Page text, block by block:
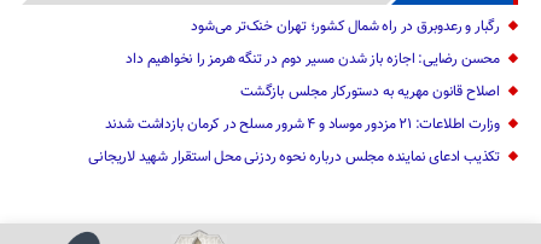
رگبار و رعدوبرق در راه شمال کشور؛ تهران خنک‌تر می‌شود
محسن رضایی: اجازه باز شدن مسیر دوم در تنگه هرمز را نخواهیم داد
اصلاح قانون مهریه به دستورکار مجلس بازگشت
وزارت اطلاعات: ۲۱ مزدور موساد و ۴ شرور مسلح در کرمان بازداشت شدند
تکذیب ادعای نماینده مجلس درباره نحوه ردزنی محل استقرار شهید لاریجانی